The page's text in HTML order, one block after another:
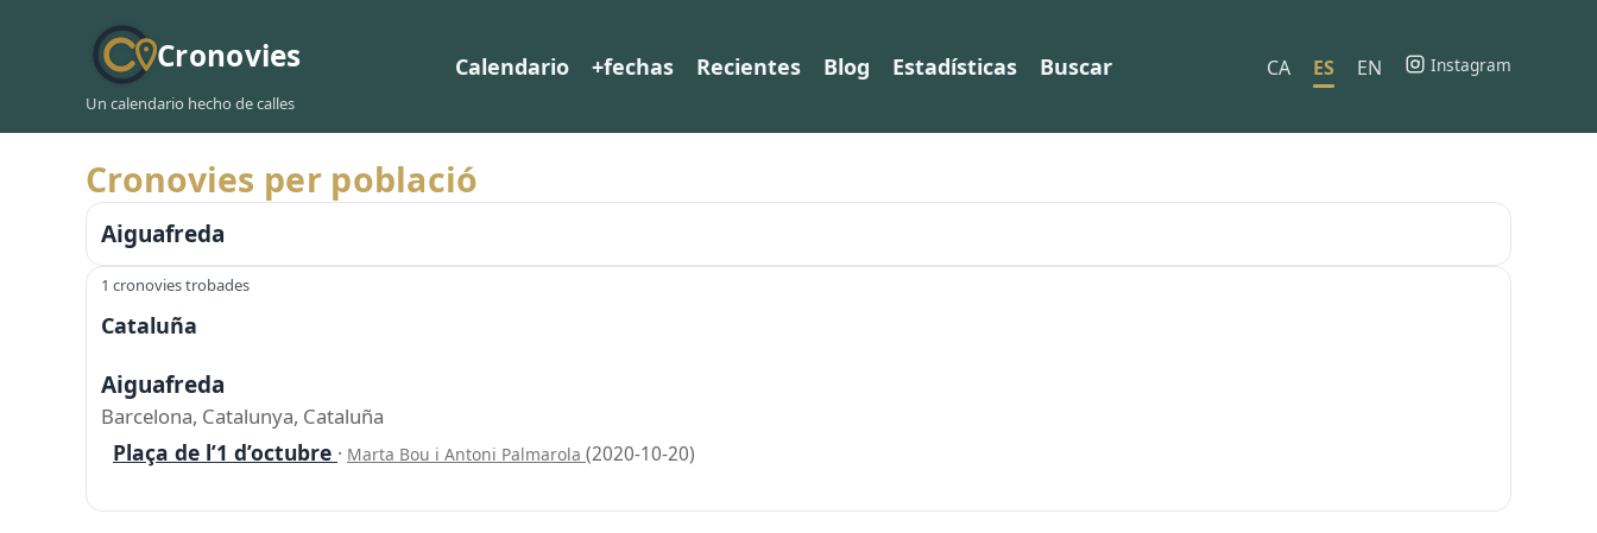
Cronovies
Un calendario hecho de calles
Calendario +fechas Recientes Blog Estadísticas Buscar CA ES EN Instagram
Cronovies per població
Aiguafreda
1 cronovies trobades
Cataluña
Aiguafreda
Barcelona, Catalunya, Cataluña
Plaça de l’1 d’octubre · Marta Bou i Antoni Palmarola (2020-10-20)